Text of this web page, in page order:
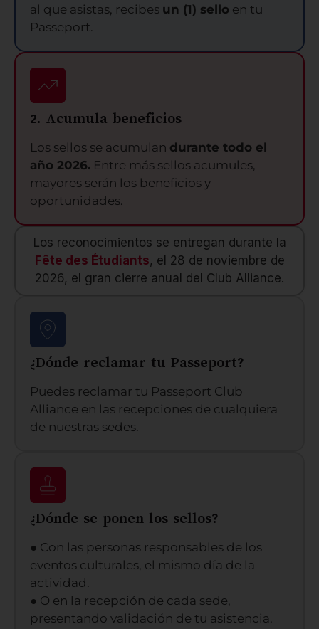
al que asistas, recibes un (1) sello en tu
Passeport.
2. Acumula beneficios
Los sellos se acumulan durante todo el
año 2026. Entre más sellos acumules,
mayores serán los beneficios y
oportunidades.
Los reconocimientos se entregan durante la
Fête des Étudiants, el 28 de noviembre de
2026, el gran cierre anual del Club Alliance.
¿Dónde reclamar tu Passeport?
Puedes reclamar tu Passeport Club
Alliance en las recepciones de cualquiera
de nuestras sedes.
¿Dónde se ponen los sellos?
● Con las personas responsables de los
eventos culturales, el mismo día de la
actividad.
● O en la recepción de cada sede,
presentando validación de tu asistencia.